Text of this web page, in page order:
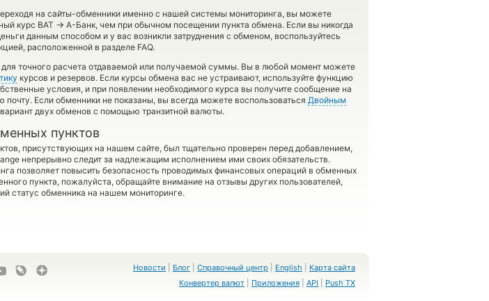
на сайты-обменники именно с нашей системы мониторинга, вы можете
курс BAT → А-Банк, чем при обычном посещении пункта обмена. Если вы никогда
данным способом и у вас возникли затруднения с обменом, воспользуйтесь
расположенной в разделе FAQ.
для точного расчета отдаваемой или получаемой суммы. Вы в любой момент можете
курсов и резервов. Если курсы обмена вас не устраивают, используйте функцию
условия, и при появлении необходимого курса вы получите сообщение на
почту. Если обменники не показаны, вы всегда можете воспользоваться Двойным
двух обменов с помощью транзитной валюты.
пунктов
присутствующих на нашем сайте, был тщательно проверен перед добавлением,
непрерывно следит за надлежащим исполнением ими своих обязательств.
позволяет повысить безопасность проводимых финансовых операций в обменных
пункта, пожалуйста, обращайте внимание на отзывы других пользователей,
статус обменника на нашем мониторинге.
Новости Блог Справочный центр English
Карта сайта
Конвертер валют
Приложения API Push TX